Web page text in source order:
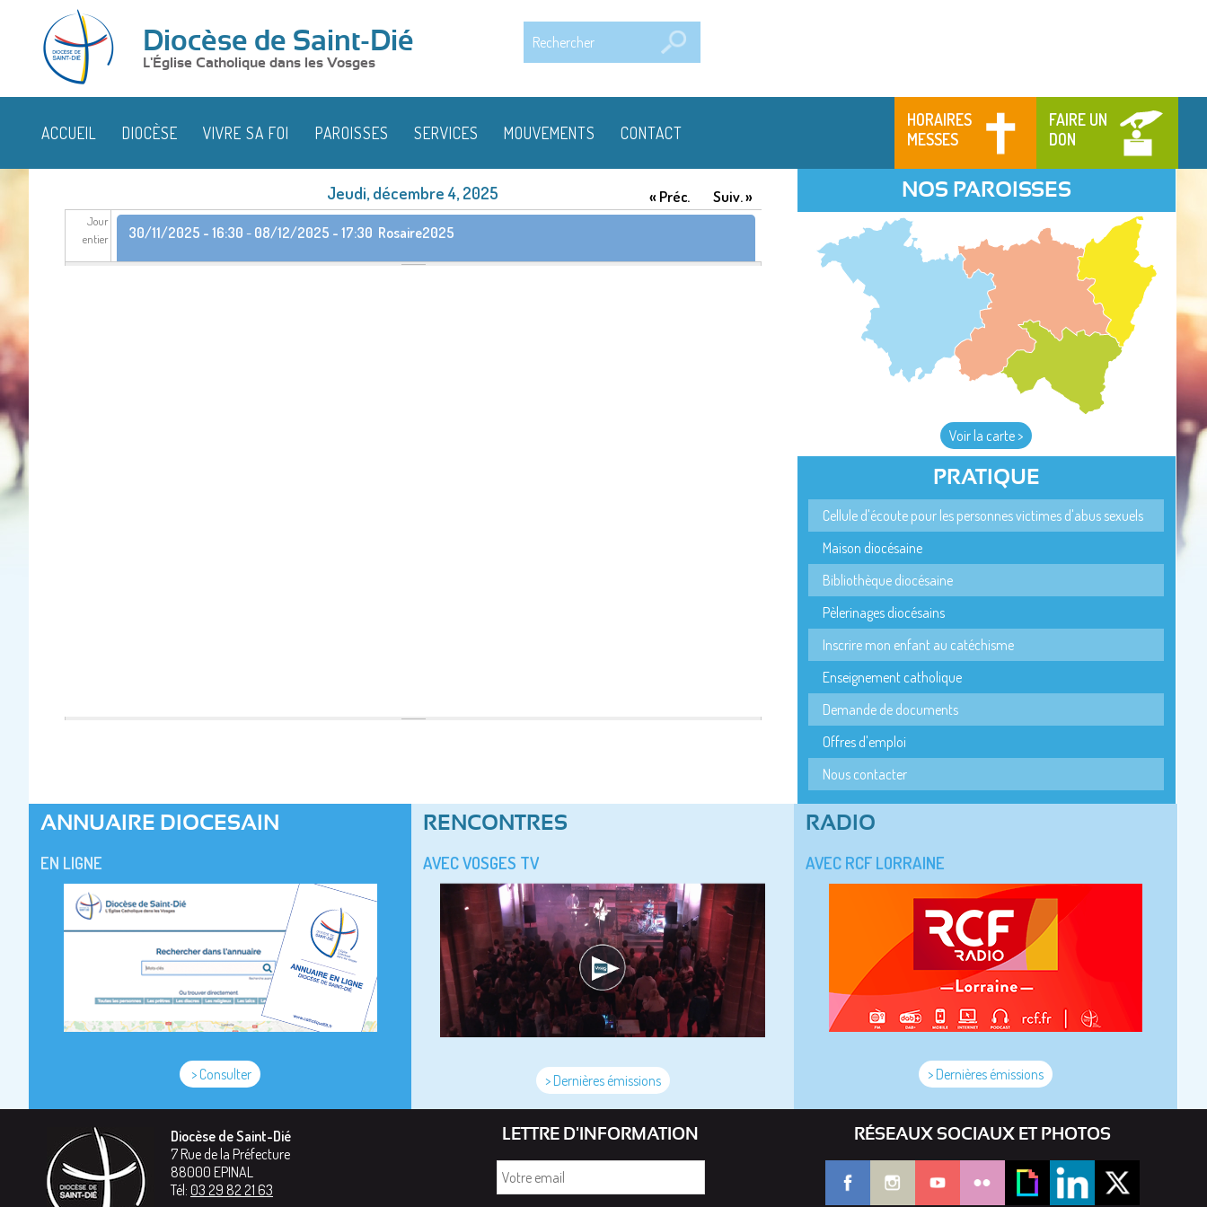
Diocèse de Saint-Dié
L'Église Catholique dans les Vosges
HORAIRES
MESSES
FAIRE UN
DON
ACCUEIL DIOCÈSE VIVRE SA FOI PAROISSES SERVICES MOUVEMENTS CONTACT
Jeudi, décembre 4, 2025 « Préc. Suiv. »
Jour
entier
30/11/2025 - 16:30 - 08/12/2025 - 17:30 Rosaire2025
NOS PAROISSES
Voir la carte >
PRATIQUE
Cellule d'écoute pour les personnes victimes d'abus sexuels
Maison diocésaine
Bibliothèque diocésaine
Pèlerinages diocésains
Inscrire mon enfant au catéchisme
Enseignement catholique
Demande de documents
Offres d'emploi
Nous contacter
ANNUAIRE DIOCESAIN
EN LIGNE
> Consulter
RENCONTRES
AVEC VOSGES TV
> Dernières émissions
RADIO
AVEC RCF LORRAINE
> Dernières émissions
Diocèse de Saint-Dié
7 Rue de la Préfecture
88000 EPINAL
Tél: 03 29 82 21 63
LETTRE D'INFORMATION RÉSEAUX SOCIAUX ET PHOTOS